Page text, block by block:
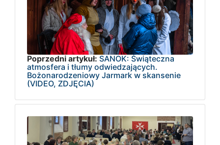
Poprzedni artykuł: SANOK: Świąteczna
atmosfera i tłumy odwiedzających.
Bożonarodzeniowy Jarmark w skansenie
(VIDEO, ZDJĘCIA)